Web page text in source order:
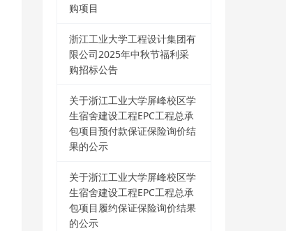
购项目
浙江工业大学工程设计集团有
限公司2025年中秋节福利采
购招标公告
关于浙江工业大学屏峰校区学
生宿舍建设工程EPC工程总承
包项目预付款保证保险询价结
果的公示
关于浙江工业大学屏峰校区学
生宿舍建设工程EPC工程总承
包项目履约保证保险询价结果
的公示